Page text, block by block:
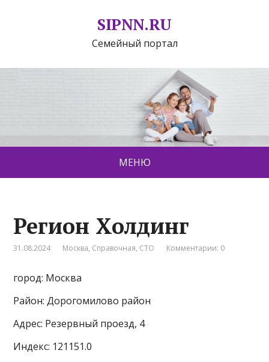
SIPNN.RU
Семейный портал
МЕНЮ
Регион Холдинг
31.08.2024 Москва, Справочная, СТО Комментарии: 0
город: Москва
Район: Дорогомилово район
Адрес: Резервный проезд, 4
Индекс: 121151.0